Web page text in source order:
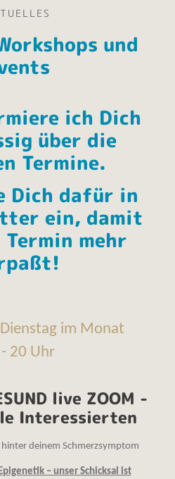
und
ich Dich
über die
Termine.
Dich dafür in
ein, damit
Termin mehr
im Monat
20 Uhr
live ZOOM -
Interessierten
deinem Schmerzsymptom
– unser Schicksal ist